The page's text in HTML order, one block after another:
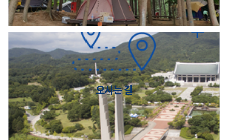
오시는 길